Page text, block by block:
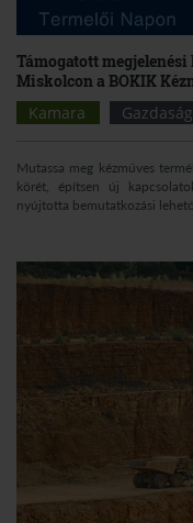
Támogatott
Miskolcon a BOKIK
Kamara
Gazdaság
Mutassa meg kézműves
körét, építsen új
nyújtotta bemutatkozási